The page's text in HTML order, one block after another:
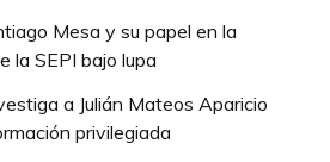
Mesa y su papel en la
la SEPI bajo lupa
a Julián Mateos Aparicio
privilegiada